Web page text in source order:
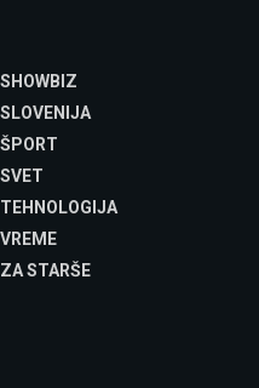
SHOWBIZ
SLOVENIJA
ŠPORT
SVET
TEHNOLOGIJA
VREME
ZA STARŠE